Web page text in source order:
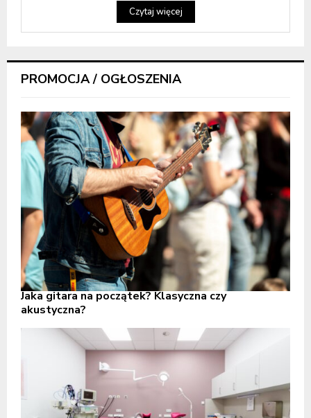
Czytaj więcej
PROMOCJA / OGŁOSZENIA
Jaka gitara na początek? Klasyczna czy
akustyczna?